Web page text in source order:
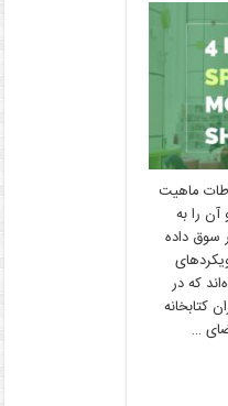
ماهیت
را به
سوق داده
که در
کتابخانه
…